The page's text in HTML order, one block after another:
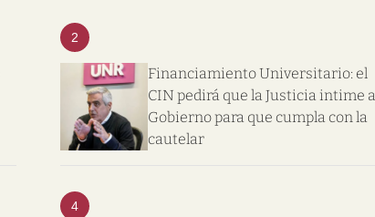
2
Financiamiento Universitario: el
CIN pedirá que la Justicia intime
Gobierno para que cumpla con la
cautelar
4